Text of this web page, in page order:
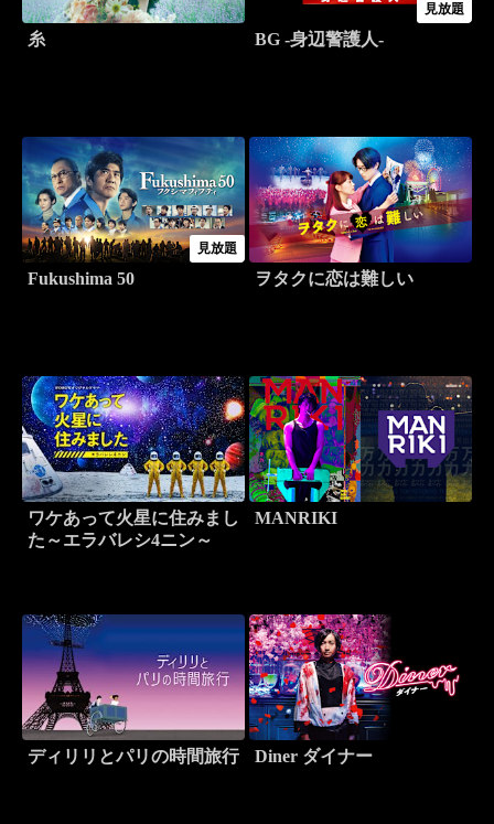
糸
見放題
BG -身辺警護人-
見放題
Fukushima 50 ヲタクに恋は難しい
ワケあって火星に住みまし
た～エラバレシ4ニン～
MANRIKI
ディリリとパリの時間旅行 Diner ダイナー